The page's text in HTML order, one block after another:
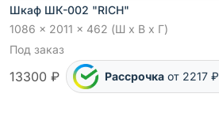
Шкаф ШК-002 "RICH"
1086 x 2011 x 462 (Ш x В x Г)
Под заказ
13300 ₽ Рассрочка от 2217 ₽